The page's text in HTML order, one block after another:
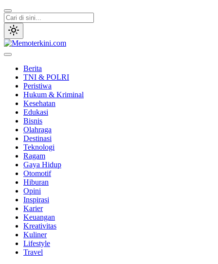
Lewati
ke
konten
Berita
TNI & POLRI
Peristiwa
Hukum & Kriminal
Kesehatan
Edukasi
Bisnis
Olahraga
Destinasi
Teknologi
Ragam
Gaya Hidup
Otomotif
Hiburan
Opini
Inspirasi
Karier
Keuangan
Kreativitas
Kuliner
Lifestyle
Travel